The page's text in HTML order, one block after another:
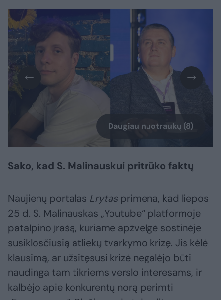
Daugiau nuotraukų (8)
Sako, kad S. Malinauskui pritrūko faktų
Naujienų portalas Lrytasprimena, kad liepos
25 d. S. Malinauskas „Youtube“ platformoje
patalpino įrašą, kuriame apžvelgė sostinėje
susiklosčiusią atliekų tvarkymo krizę. Jis kėlė
klausimą, ar užsitęsusi krizė negalėjo būti
naudinga tam tikriems verslo interesams, ir
kalbėjo apie konkurentų norą perimti